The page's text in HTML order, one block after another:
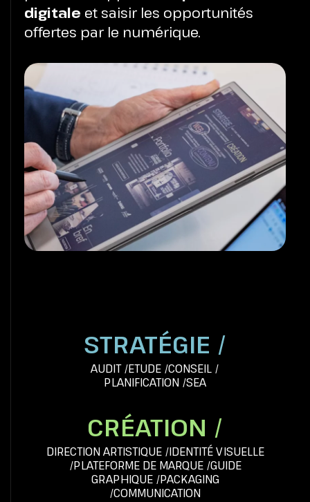
digitale et saisir les opportunités
offertes par le numérique.
STRATÉGIE /
AUDIT/ETUDE /CONSEIL /
PLANIFICATION /SEA
DIRECTION ARTISTIQUE/IDENTITÉ VISUELLE
/PLATEFORME DE MARQUE/GUIDE
GRAPHIQUE/PACKAGING
/COMMUNICATION
CRÉATION /